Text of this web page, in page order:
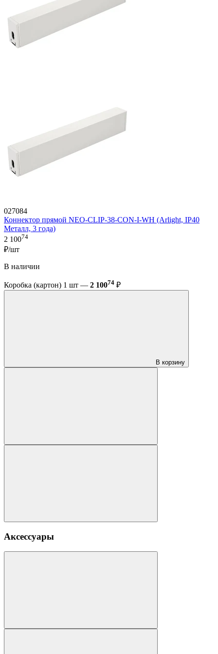
027084
Коннектор прямой NEO-CLIP-38-CON-I-WH (Arlight, IP40
Металл, 3 года)
2 10074
₽/шт
В наличии
Коробка (картон) 1 шт — 2 10074 ₽
В корзину
Аксессуары